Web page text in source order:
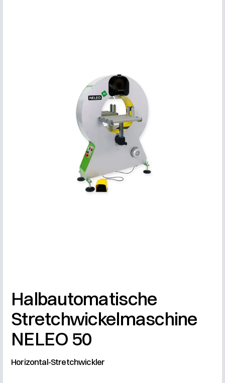
Halbautomatische
Stretchwickelmaschine
NELEO 50
Horizontal-Stretchwickler